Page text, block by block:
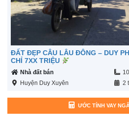
ĐẤT ĐẸP CÂU LÂU ĐÔNG – DUY
CHỈ 7XX TRIỆU
Nhà đất bán
Huyện Duy Xuyên 2
ƯỚC TÍNH VAY